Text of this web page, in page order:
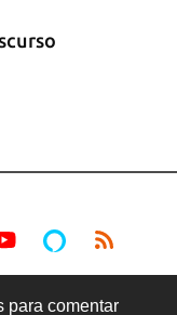
para comentar